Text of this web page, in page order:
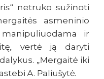
netruko sužinoti
asmeninio
ir
vertė ją daryti
„Mergaitė iki
A. Paliušytė.